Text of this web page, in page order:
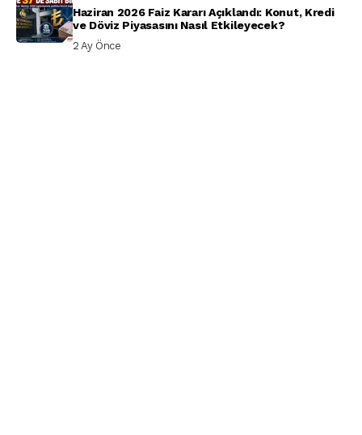
Haziran 2026 Faiz Kararı Açıklandı: Konut, Kredi
ve Döviz Piyasasını Nasıl Etkileyecek?
2 Ay Önce